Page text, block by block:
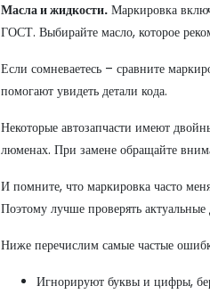
Масла и жидкости. Маркировка
ГОСТ. Выбирайте масло, которое
Если сомневаетесь – сравните
помогают увидеть детали кода.
Некоторые автозапчасти имеют
люменах. При замене обращайте
И помните, что маркировка часто
Поэтому лучше проверять
Ниже перечислим самые частые
Игнорируют буквы и цифры,